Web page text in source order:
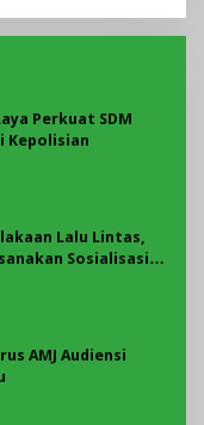
Perkuat SDM
Kepolisian
Lalu Lintas,
Sosialisasi
AMJ Audiensi